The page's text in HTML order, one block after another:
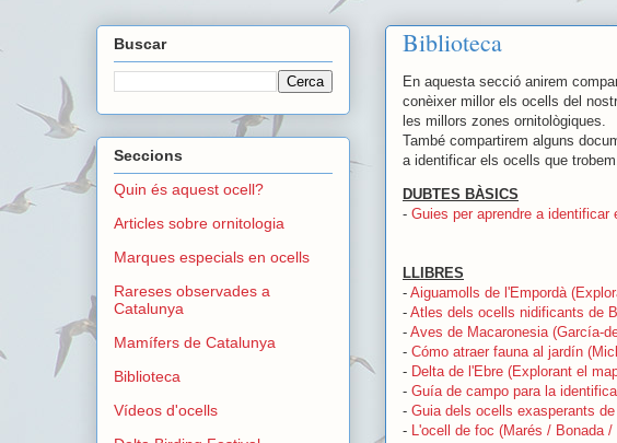
Biblioteca
En aquesta secció anirem
conèixer millor els ocells del
les millors zones ornitològiques.
També compartirem alguns
a identificar els ocells que trobem.
DUBTES BÀSICS
- Guies per aprendre a identificar
LLIBRES
- Aiguamolls de l'Empordà
- Atles dels ocells nidificants de
- Aves de Macaronesia (García-
- Cómo atraer fauna al jardín
- Delta de l'Ebre (Explorant el
- Guía de campo para la
- Guia dels ocells exasperants
- L'ocell de foc (Marés / Bonada /
Buscar
Seccions
Quin és aquest ocell?
Articles sobre ornitologia
Marques especials en ocells
Rareses observades a
Catalunya
Mamífers de Catalunya
Biblioteca
Vídeos d'ocells